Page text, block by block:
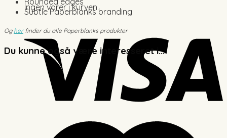
Ingen varer i kurven.
Subtle Paperblanks branding
Og herfinder du alle Paperblanks produkter
Du kunne også være interesseret i...